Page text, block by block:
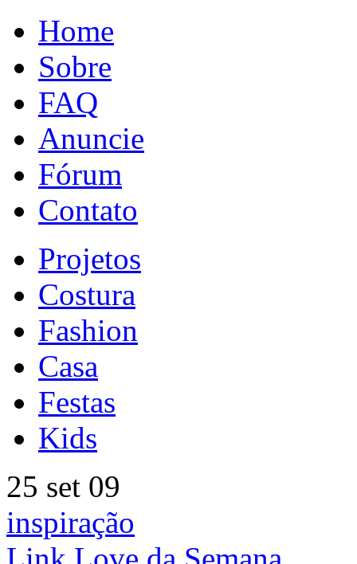
Home
Sobre
FAQ
Anuncie
Fórum
Contato
Projetos
Costura
Fashion
Casa
Festas
Kids
25 set 09
inspiração